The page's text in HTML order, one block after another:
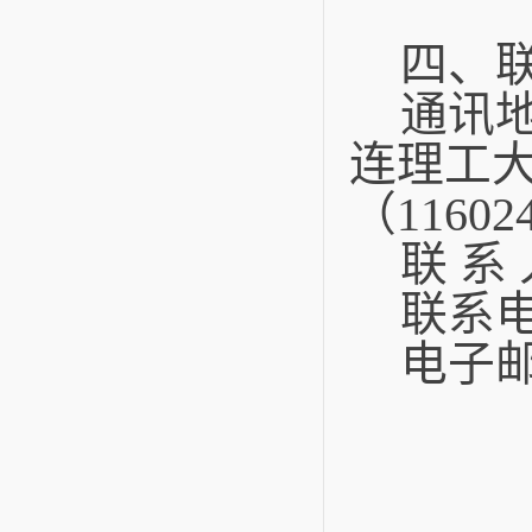
四、
通讯
连理工
（
联 系
联系
电子